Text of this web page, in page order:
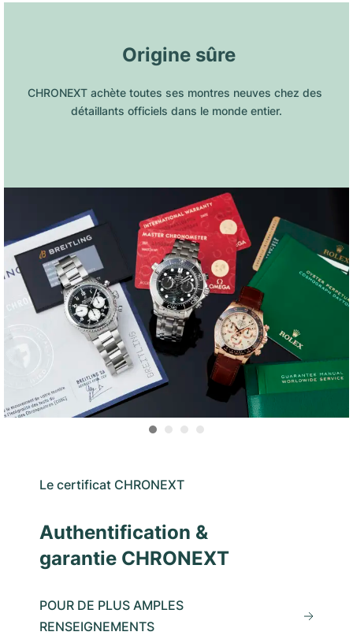
Origine sûre
CHRONEXT achète toutes ses montres neuves chez des
détaillants officiels dans le monde entier.
Le certificat CHRONEXT
Authentification &
garantie CHRONEXT
POUR DE PLUS AMPLES
RENSEIGNEMENTS